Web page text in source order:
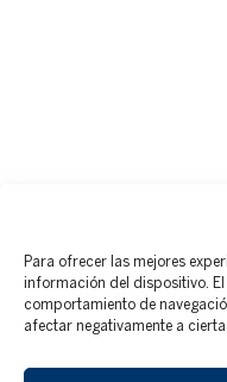
Para ofrecer las mejores
información del dispositivo.
comportamiento de
afectar negativamente a